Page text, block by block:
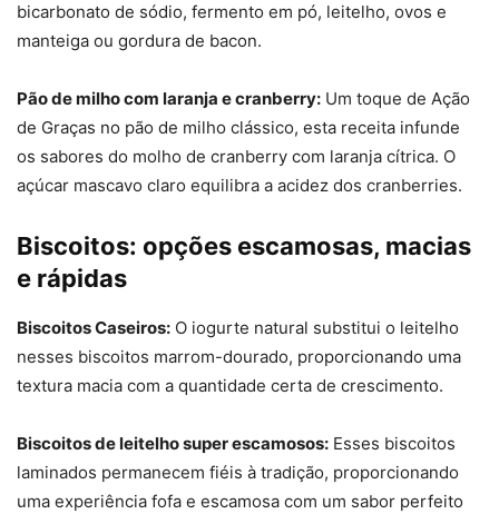
bicarbonato de sódio, fermento em pó, leitelho, ovos e
manteiga ou gordura de bacon.
Pão de milho com laranja e cranberry: Um toque de Ação
de Graças no pão de milho clássico, esta receita infunde
os sabores do molho de cranberry com laranja cítrica. O
açúcar mascavo claro equilibra a acidez dos cranberries.
Biscoitos: opções escamosas, macias
e rápidas
Biscoitos Caseiros: O iogurte natural substitui o leitelho
nesses biscoitos marrom-dourado, proporcionando uma
textura macia com a quantidade certa de crescimento.
Biscoitos de leitelho super escamosos: Esses biscoitos
laminados permanecem fiéis à tradição, proporcionando
uma experiência fofa e escamosa com um sabor perfeito